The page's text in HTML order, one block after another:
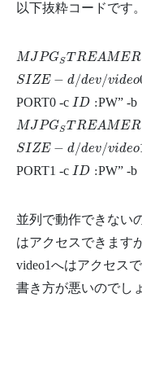
以下抜粋コードです。
MJPGST REAMER
MJ PGST REAMER −i“i
SIZE − d/dev/video
SIZE− ev/ v o 0−y
PORT0 -c ID :
ID: PW” -b
MJPGST REAMER
MJ PGST REAMER −i“i
SIZE − d/dev/video
SIZE− ev/ v o 1−y
PORT1 -c ID :
ID: PW” -b
並列で動作できない
はアクセスできます
video1へはアクセス
書き方が悪いのでし